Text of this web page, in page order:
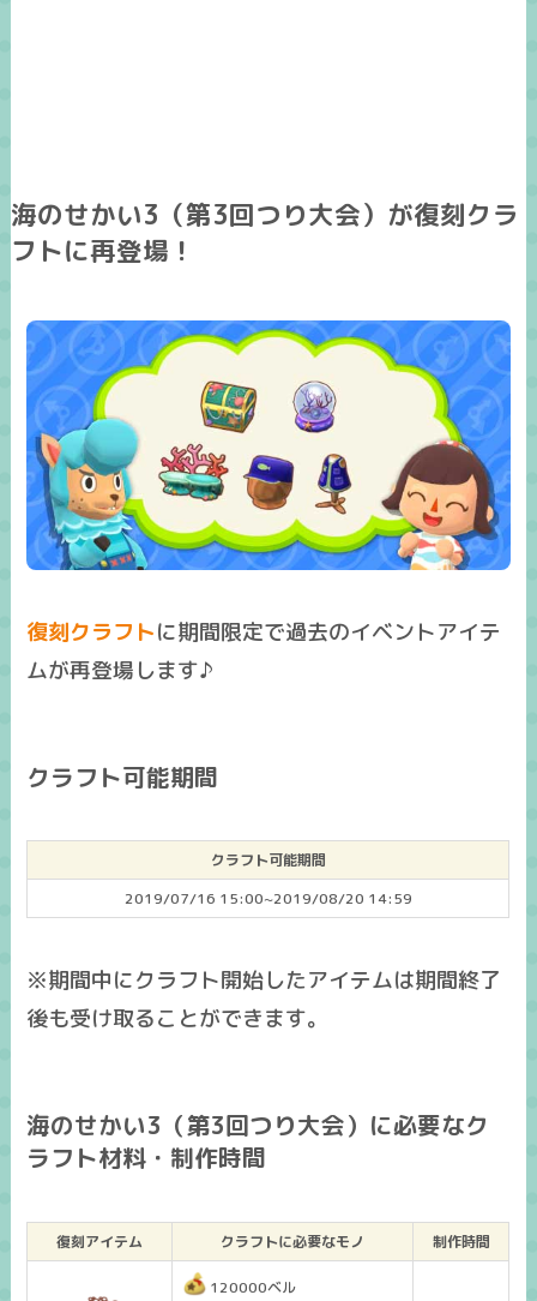
海のせかい3（第3回つり大会）が復刻クラ
フトに再登場！
復刻クラフトに期間限定で過去のイベントアイテ
ムが再登場します♪
クラフト可能期間
クラフト可能期間
2019/07/16 15:00~2019/08/20 14:59
※期間中にクラフト開始したアイテムは期間終了
後も受け取ることができます。
海のせかい3（第3回つり大会）に必要なク
ラフト材料・制作時間
復刻アイテム クラフトに必要なモノ 制作時間
120000ベル